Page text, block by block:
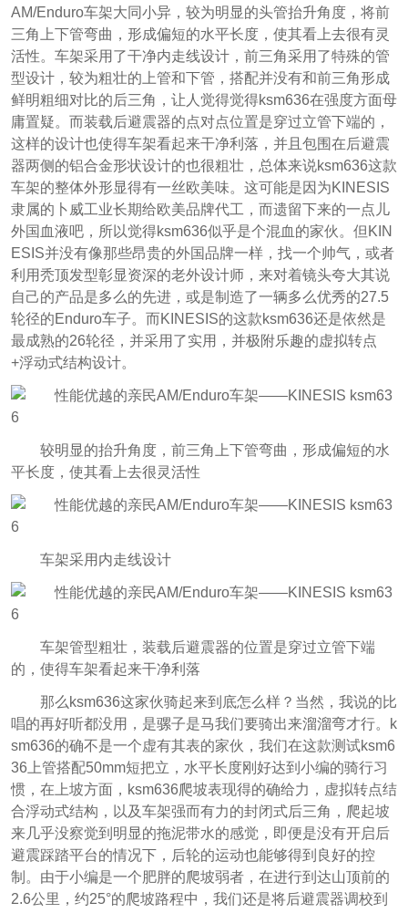
AM/Enduro车架大同小异，较为明显的头管抬升角度，将前
三角上下管弯曲，形成偏短的水平长度，使其看上去很有灵
活性。车架采用了干净内走线设计，前三角采用了特殊的管
型设计，较为粗壮的上管和下管，搭配并没有和前三角形成
鲜明粗细对比的后三角，让人觉得觉得ksm636在强度方面母
庸置疑。而装载后避震器的点对点位置是穿过立管下端的，
这样的设计也使得车架看起来干净利落，并且包围在后避震
器两侧的铝合金形状设计的也很粗壮，总体来说ksm636这款
车架的整体外形显得有一丝欧美味。这可能是因为KINESIS
隶属的卜威工业长期给欧美品牌代工，而遗留下来的一点儿
外国血液吧，所以觉得ksm636似乎是个混血的家伙。但KIN
ESIS并没有像那些昂贵的外国品牌一样，找一个帅气，或者
利用秃顶发型彰显资深的老外设计师，来对着镜头夸大其说
自己的产品是多么的先进，或是制造了一辆多么优秀的27.5
轮径的Enduro车子。而KINESIS的这款ksm636还是依然是
最成熟的26轮径，并采用了实用，并极附乐趣的虚拟转点
+浮动式结构设计。
较明显的抬升角度，前三角上下管弯曲，形成偏短的水
平长度，使其看上去很灵活性
车架采用内走线设计
车架管型粗壮，装载后避震器的位置是穿过立管下端
的，使得车架看起来干净利落
那么ksm636这家伙骑起来到底怎么样？当然，我说的比
唱的再好听都没用，是骡子是马我们要骑出来溜溜弯才行。k
sm636的确不是一个虚有其表的家伙，我们在这款测试ksm6
36上管搭配50mm短把立，水平长度刚好达到小编的骑行习
惯，在上坡方面，ksm636爬坡表现得的确给力，虚拟转点结
合浮动式结构，以及车架强而有力的封闭式后三角，爬起坡
来几乎没察觉到明显的拖泥带水的感觉，即便是没有开启后
避震踩踏平台的情况下，后轮的运动也能够得到良好的控
制。由于小编是一个肥胖的爬坡弱者，在进行到达山顶前的
2.6公里，约25°的爬坡路程中，我们还是将后避震器调校到